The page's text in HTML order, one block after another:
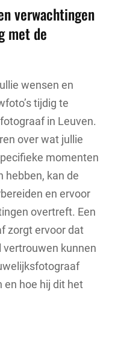
verwachtingen
met de
wensen en
tijdig te
in Leuven.
over wat jullie
momenten
hebben, kan de
en ervoor
overtreft. Een
zorgt ervoor dat
vertrouwen kunnen
en hoe hij dit het